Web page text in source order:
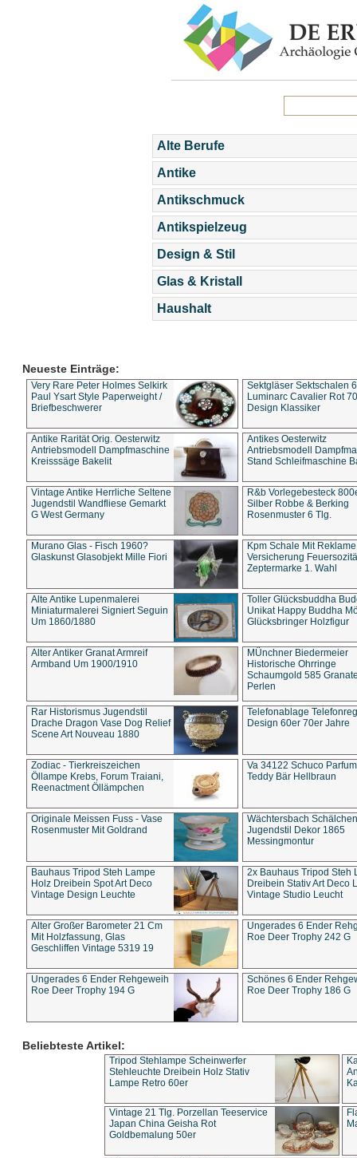
Alte Berufe
Antike
Antikschmuck
Antikspielzeug
Design & Stil
Glas & Kristall
Haushalt
Neueste Einträge:
Very Rare Peter Holmes Selkirk
Paul Ysart Style Paperweight /
Briefbeschwerer
Sektgläser Sektschalen
Luminarc Cavalier Rot
Design Klassiker
Antike Rarität Orig. Oesterwitz
Antriebsmodell Dampfmaschine
Kreisssäge Bakelit
Antikes Oesterwitz
Antriebsmodell
Stand Schleifmaschine
Vintage Antike Herrliche Seltene
Jugendstil Wandfliese Gemarkt
G West Germany
R&b Vorlegebesteck
Silber Robbe & Berking
Rosenmuster 6 Tlg.
Murano Glas - Fisch 1960?
Glaskunst Glasobjekt Mille Fiori
Kpm Schale Mit Reklame
Versicherung
Zeptermarke 1. Wahl
Alte Antike Lupenmalerei
Miniaturmalerei Signiert Seguin
Um 1860/1880
Toller Glücksbuddha
Unikat Happy Buddha
Glücksbringer Holzfigur
Alter Antiker Granat Armreif
Armband Um 1900/1910
MÜnchner Biedermeier
Historische Ohrringe
Schaumgold 585
Perlen
Rar Historismus Jugendstil
Drache Dragon Vase Dog Relief
Scene Art Nouveau 1880
Telefonablage
Design 60er 70er Jahre
Zodiac - Tierkreiszeichen
Öllampe Krebs, Forum Traiani,
Reenactment Öllämpchen
Va 34122 Schuco
Teddy Bär Hellbraun
Originale Meissen Fuss - Vase
Rosenmuster Mit Goldrand
Wächtersbach Schälchen
Jugendstil Dekor 1865
Messingmontur
Bauhaus Tripod Steh Lampe
Holz Dreibein Spot Art Deco
Vintage Design Leuchte
2x Bauhaus Tripod Steh
Dreibein Stativ Art Deco
Vintage Studio Leucht
Alter Großer Barometer 21 Cm
Mit Holzfassung, Glas
Geschliffen Vintage 5319 19
Ungerades 6 Ender
Roe Deer Trophy 242 G
Ungerades 6 Ender Rehgeweih
Roe Deer Trophy 194 G
Schönes 6 Ender
Roe Deer Trophy 186 G
Beliebteste Artikel:
Tripod Stehlampe Scheinwerfer
Stehleuchte Dreibein Holz Stativ
Lampe Retro 60er
Vintage 21 Tlg. Porzellan Teeservice
Japan China Geisha Rot
Goldbemalung 50er